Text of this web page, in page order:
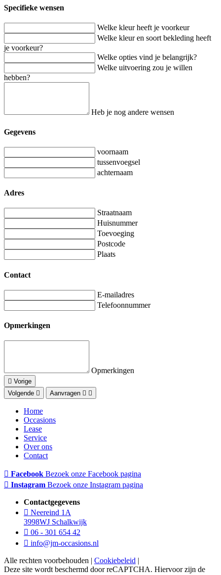
Specifieke wensen
Welke kleur heeft je voorkeur
Welke kleur en soort bekleding heeft
je voorkeur?
Welke opties vind je belangrijk?
Welke uitvoering zou je willen
hebben?
Heb je nog andere wensen
Gegevens
voornaam
tussenvoegsel
achternaam
Adres
Straatnaam
Huisnummer
Toevoeging
Postcode
Plaats
Contact
E-mailadres
Telefoonnummer
Opmerkingen
Opmerkingen
Vorige
Volgende
Aanvragen
Home
Occasions
Lease
Service
Over ons
Contact
Facebook Bezoek onze Facebook pagina
Instagram Bezoek onze Instagram pagina
Contactgegevens
Neereind 1A
3998WJ Schalkwijk
06 - 301 654 42
info@jm-occasions.nl
Alle rechten voorbehouden | Cookiebeleid |
Deze site wordt beschermd door reCAPTCHA. Hiervoor zijn de